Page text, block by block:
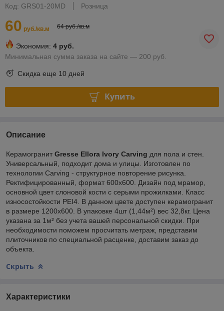
Код: GRS01-20MD
Розница
60 руб./кв.м 64 руб./кв.м
Экономия: 4 руб.
Минимальная сумма заказа на сайте — 200 руб.
Скидка еще 10 дней
Купить
Описание
Керамогранит Gresse Ellora Ivory Carving для пола и стен.
Универсальный, подходит дома и улицы. Изготовлен по
технологии Carving - структурное повторение рисунка.
Ректифицированный, формат 600х600. Дизайн под мрамор,
основной цвет слоновой кости с серыми прожилками. Класс
износостойкости PEI4. В данном цвете доступен керамогранит
в размере 1200х600. В упаковке 4шт (1,44м²) вес 32,8кг. Цена
указана за 1м² без учета вашей персональной скидки. При
необходимости поможем просчитать метраж, представим
плиточников по специальной расценке, доставим заказ до
объекта.
Скрыть
Характеристики